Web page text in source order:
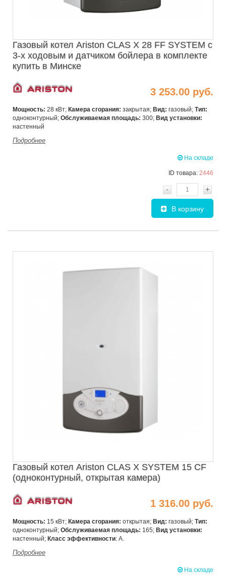
Газовый котел Ariston CLAS X 28 FF SYSTEM с
3-х ходовым и датчиком бойлера в комплекте
купить в Минске
3 253.00 руб.
Мощность: 28 кВт; Камера сгорания: закрытая; Вид: газовый; Тип:
одноконтурный; Обслуживаемая площадь: 300; Вид установки:
настенный
Подробнее
На складе
ID товара: 2446
- +
В корзину
Газовый котел Ariston CLAS X SYSTEM 15 CF
(одноконтурный, открытая камера)
1 316.00 руб.
Мощность: 15 кВт; Камера сгорания: открытая; Вид: газовый; Тип:
одноконтурный; Обслуживаемая площадь: 165; Вид установки:
настенный; Класс эффективности: А.
Подробнее
На складе